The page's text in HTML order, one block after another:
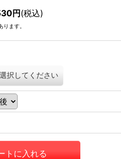
円(税込)
ます。
択してください
トに入れる